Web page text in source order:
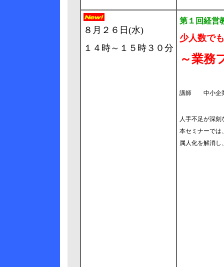
８月２６日(水)
１４時～１５時３０分
第１回経営
少人数で
～業務
講師 中小企
人手不足が深
本セミナーでは
属人化を解消し